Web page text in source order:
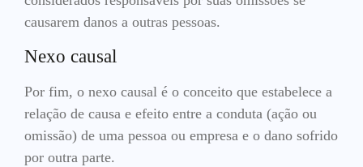
causarem danos a outras pessoas.
Nexo causal
Por fim, o nexo causal é o conceito que estabelece a
relação de causa e efeito entre a conduta (ação ou
omissão) de uma pessoa ou empresa e o dano sofrido
por outra parte.